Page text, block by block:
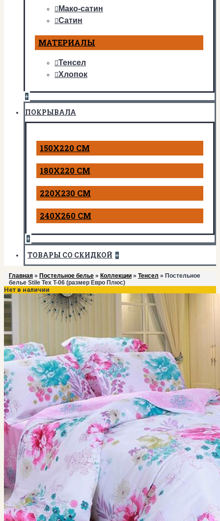
Мако-сатин
Сатин
МАТЕРИАЛЫ
Тенсел
Хлопок
+
ПОКРЫВАЛА
150Х220 СМ
180Х220 СМ
220Х230 СМ
240Х260 СМ
+
ТОВАРЫ СО СКИДКОЙ +
Главная » Постельное белье » Коллекции » Тенсел » Постельное
белье Stile Tex T-06 (размер Евро Плюс)
Нет в наличии